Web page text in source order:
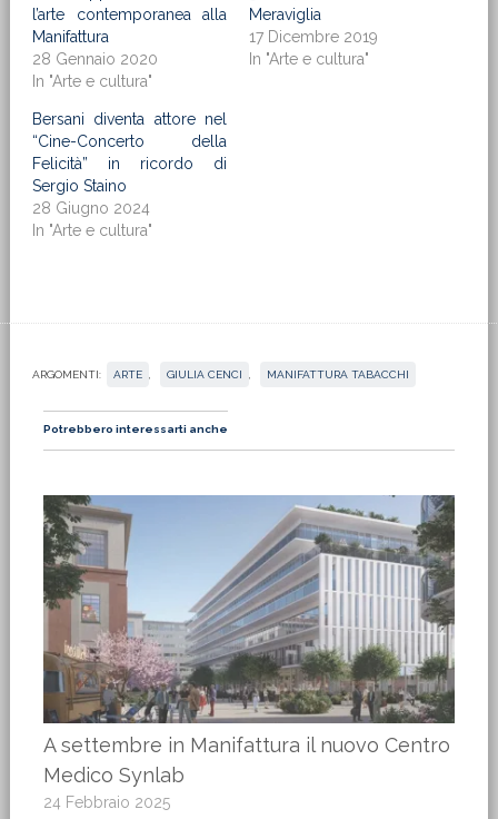
l’arte contemporanea alla
Manifattura
28 Gennaio 2020
In "Arte e cultura"
Meraviglia
17 Dicembre 2019
In "Arte e cultura"
Bersani diventa attore nel
“Cine-Concerto della
Felicità” in ricordo di
Sergio Staino
28 Giugno 2024
In "Arte e cultura"
ARGOMENTI: ARTE GIULIA CENCI MANIFATTURA TABACCHI
Potrebbero interessarti anche
A settembre in Manifattura il nuovo Centro
Medico Synlab
24 Febbraio 2025